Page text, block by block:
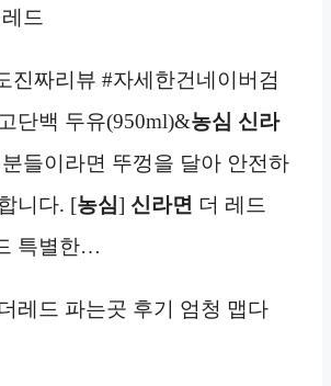
드
진짜리뷰 #자세한건네이버검
단백 두유(950ml)&농심 신라
들이라면 뚜껑을 달아 안전하
니다. [농심] 신라면 더 레드
특별한…
더레드 파는곳 후기 엄청 맵다